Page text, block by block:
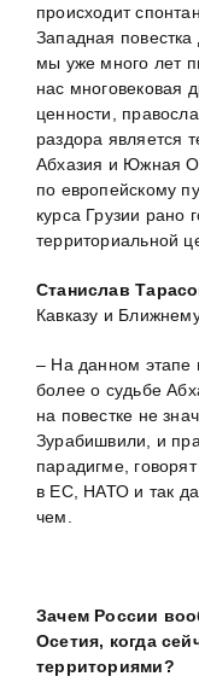
происходит
Западная
мы уже много лет
нас многовековая
ценности,
раздора является
Абхазия и Южная
по европейскому
курса Грузии рано
территориальной
Станислав
Кавказу и
– На данном этапе
более о судьбе
на повестке не
Зурабишвили, и
парадигме,
в ЕС, НАТО и так
чем.
Зачем России
Осетия, когда
территориями?